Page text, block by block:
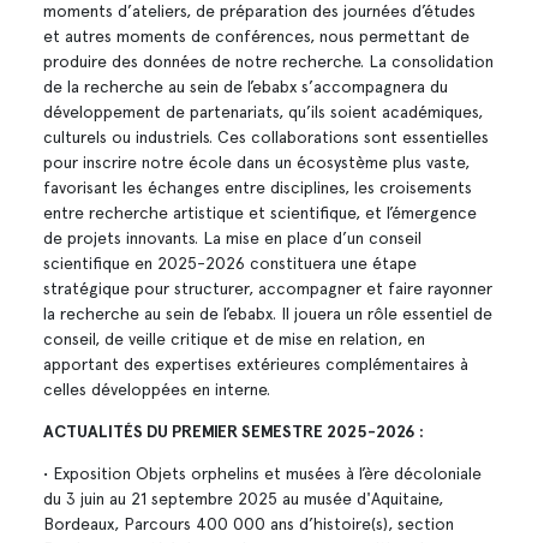
moments d’ateliers, de préparation des journées d’études
et autres moments de conférences, nous permettant de
produire des données de notre recherche. La consolidation
de la recherche au sein de l’ebabx s’accompagnera du
développement de partenariats, qu’ils soient académiques,
culturels ou industriels. Ces collaborations sont essentielles
pour inscrire notre école dans un écosystème plus vaste,
favorisant les échanges entre disciplines, les croisements
entre recherche artistique et scientifique, et l’émergence
de projets innovants. La mise en place d’un conseil
scientifique en 2025-2026 constituera une étape
stratégique pour structurer, accompagner et faire rayonner
la recherche au sein de l’ebabx. Il jouera un rôle essentiel de
conseil, de veille critique et de mise en relation, en
apportant des expertises extérieures complémentaires à
celles développées en interne.
ACTUALITÉS DU PREMIER SEMESTRE 2025-2026 :
• Exposition Objets orphelins et musées à l’ère décoloniale
du 3 juin au 21 septembre 2025 au musée d'Aquitaine,
Bordeaux, Parcours 400 000 ans d’histoire(s), section